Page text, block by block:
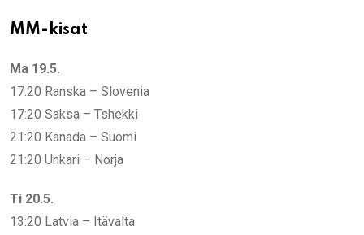
MM-kisat
Ma 19.5.
17:20 Ranska – Slovenia
17:20 Saksa – Tshekki
21:20 Kanada – Suomi
21:20 Unkari – Norja
Ti 20.5.
13:20 Latvia – Itävalta